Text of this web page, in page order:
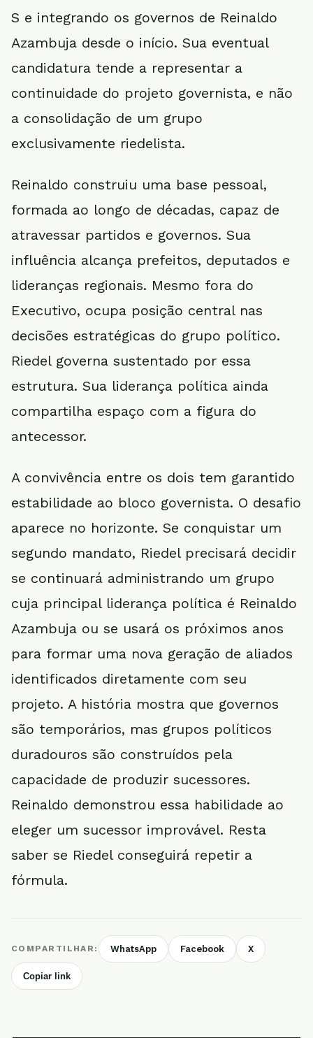
S e integrando os governos de Reinaldo
Azambuja desde o início. Sua eventual
candidatura tende a representar a
continuidade do projeto governista, e não
a consolidação de um grupo
exclusivamente riedelista.
Reinaldo construiu uma base pessoal,
formada ao longo de décadas, capaz de
atravessar partidos e governos. Sua
influência alcança prefeitos, deputados e
lideranças regionais. Mesmo fora do
Executivo, ocupa posição central nas
decisões estratégicas do grupo político.
Riedel governa sustentado por essa
estrutura. Sua liderança política ainda
compartilha espaço com a figura do
antecessor.
A convivência entre os dois tem garantido
estabilidade ao bloco governista. O desafio
aparece no horizonte. Se conquistar um
segundo mandato, Riedel precisará decidir
se continuará administrando um grupo
cuja principal liderança política é Reinaldo
Azambuja ou se usará os próximos anos
para formar uma nova geração de aliados
identificados diretamente com seu
projeto. A história mostra que governos
são temporários, mas grupos políticos
duradouros são construídos pela
capacidade de produzir sucessores.
Reinaldo demonstrou essa habilidade ao
eleger um sucessor improvável. Resta
saber se Riedel conseguirá repetir a
fórmula.
COMPARTILHAR: WhatsApp Facebook X
Copiar link